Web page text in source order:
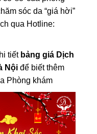
sóc da “giá hời”
qua Hotline:
tiết bảng giá Dịch
Nội để biết thêm
Phòng khám